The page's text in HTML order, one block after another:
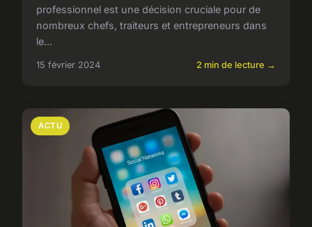
professionnel est une décision cruciale pour de
nombreux chefs, traiteurs et entrepreneurs dans
le...
15 février 2024 2 min de lecture →
ACTU